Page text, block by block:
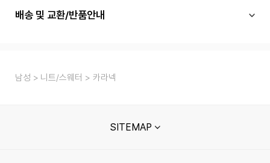
배송 및 교환/반품안내
남성 니트/스웨터 카라넥
SITEMAP